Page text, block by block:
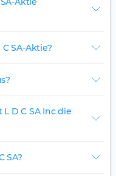
SA-Aktie?
D C SA Inc die
SA?